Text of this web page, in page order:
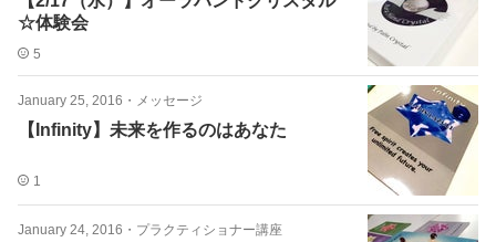
☆体験会
5
January 25, 2016 ・ メッセージ
【Infinity】未来を作るのはあなた
1
January 24, 2016 ・ プラクティショナー講座